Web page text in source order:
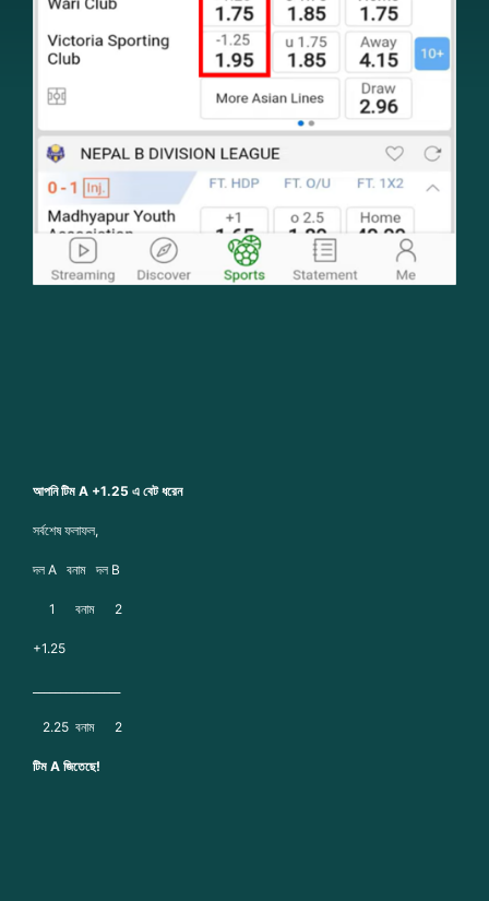
আপনি টিম A +1.25 এ বেট ধরেন
সর্বশেষ ফলাফল,
দল A বনাম দল B
1 বনাম 2
+1.25
2.25 বনাম 2
টিম A জিতেছে!